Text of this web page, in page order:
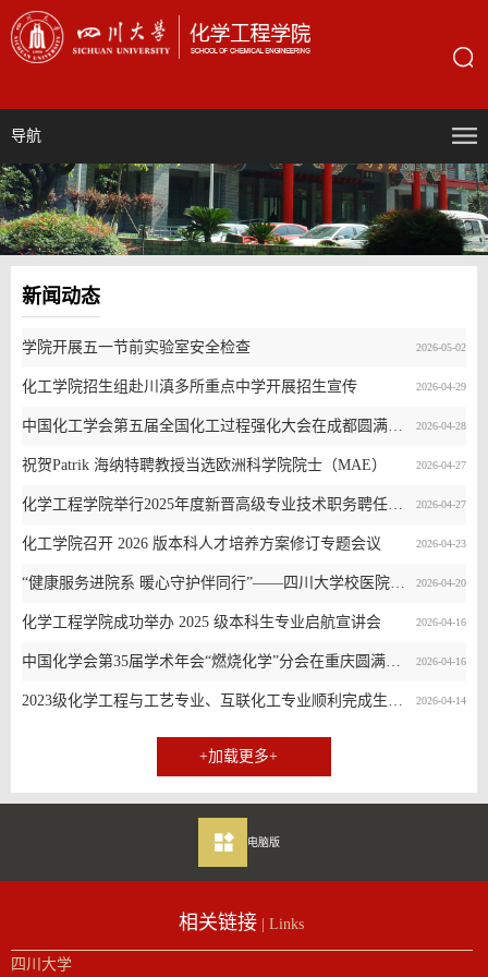
导航
新闻动态
2026-05-02
学院开展五一节前实验室安全检查
2026-04-29
化工学院招生组赴川滇多所重点中学开展招生宣传
2026-04-28
中国化工学会第五届全国化工过程强化大会在成都圆满召开
2026-04-27
祝贺Patrik 海纳特聘教授当选欧洲科学院院士（MAE）
2026-04-27
化学工程学院举行2025年度新晋高级专业技术职务聘任仪式暨“大川观澜”青年教师职业成长工作坊
2026-04-23
化工学院召开 2026 版本科人才培养方案修订专题会议
2026-04-20
“健康服务进院系 暖心守护伴同行”——四川大学校医院走进化学工程学院开展健康沙龙活动
2026-04-16
化学工程学院成功举办 2025 级本科生专业启航宣讲会
2026-04-16
中国化学会第35届学术年会“燃烧化学”分会在重庆圆满落幕
2026-04-14
2023级化学工程与工艺专业、互联化工专业顺利完成生产实习
+加载更多+
电脑版
相关链接 | Links
四川大学